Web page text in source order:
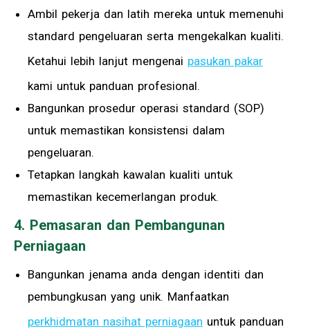
Ambil pekerja dan latih mereka untuk memenuhi
standard pengeluaran serta mengekalkan kualiti.
Ketahui lebih lanjut mengenai pasukan pakar
kami untuk panduan profesional.
Bangunkan prosedur operasi standard (SOP)
untuk memastikan konsistensi dalam
pengeluaran.
Tetapkan langkah kawalan kualiti untuk
memastikan kecemerlangan produk.
4. Pemasaran dan Pembangunan
Perniagaan
Bangunkan jenama anda dengan identiti dan
pembungkusan yang unik. Manfaatkan
perkhidmatan nasihat perniagaan untuk panduan